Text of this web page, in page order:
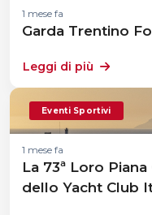
1 mese fa
Garda Trentino
Leggi di più
Eventi Sportivi
1 mese fa
La 73ª Loro
dello Yacht Club